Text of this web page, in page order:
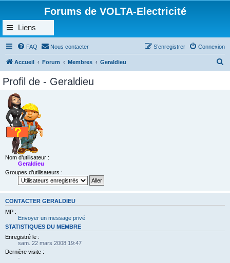
Forums de VOLTA-Electricité
Liens
FAQ Nous contacter Connexion
S’enregistrer
Accueil Forum Membres Geraldieu
Profil de - Geraldieu
Nom d’utilisateur :
Geraldieu
Groupes d’utilisateurs :
CONTACTER GERALDIEU
MP :
Envoyer un message privé
STATISTIQUES DU MEMBRE
Enregistré le :
sam. 22 mars 2008 19:47
Dernière visite :
-